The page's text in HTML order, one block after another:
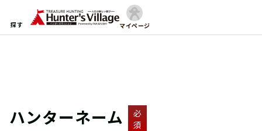
探す マイページ
ハンターネーム
必
須